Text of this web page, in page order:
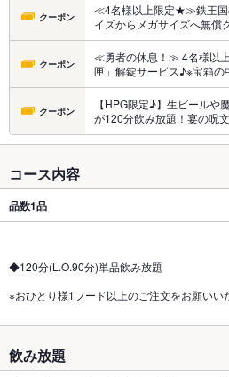
クーポン
≪4名様以上限定★≫鉄王国
イズからメガサイズへ無償
クーポン
≪勇者の休息！≫ 4名様以
匣」解錠サービス♪※宝箱の
クーポン
【HPG限定♪】生ビールや
が120分飲み放題！宴の呪
コース内容
品数1品
◆120分(L.O.90分)単品飲み放題
※おひとり様1フード以上のご注文をお願いい
飲み放題